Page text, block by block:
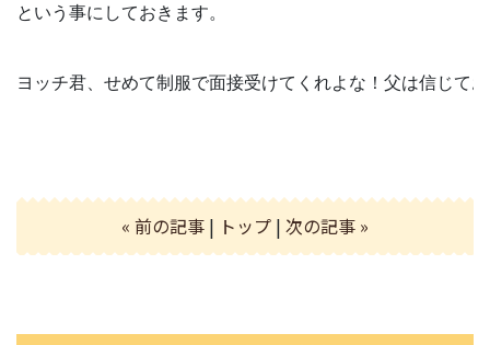
という事にしておきます。
ヨッチ君、せめて制服で面接受けてくれよな！父は信じ
« 前の記事 | トップ | 次の記事 »